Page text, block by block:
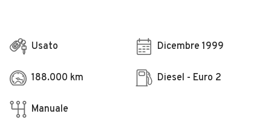
Usato Dicembre 1999
188.000 km Diesel - Euro 2
Manuale